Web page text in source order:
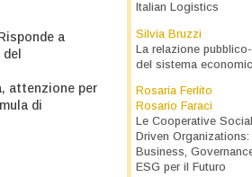
a
attenzione per
di
Italian Logistics
Silvia Bruzzi
La relazione
del sistema
Rosaria Ferlito
Rosario Faraci
Le Cooperative
Driven
Business,
ESG per il Futuro